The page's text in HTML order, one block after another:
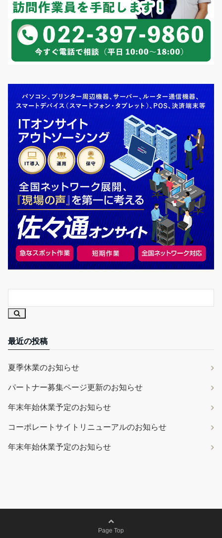
最近の投稿
夏季休業のお知らせ
パートナー募集ページ更新のお知らせ
年末年始休業予定のお知らせ
コーポレートサイトリニューアルのお知らせ
年末年始休業予定のお知らせ
Page Top